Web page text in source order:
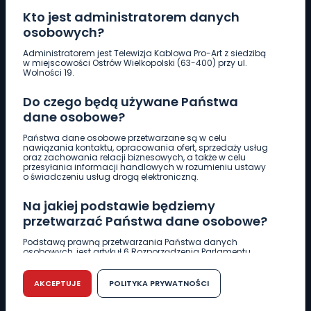
Kto jest administratorem danych
osobowych?
Administratorem jest Telewizja Kablowa Pro-Art z siedzibą
w miejscowości Ostrów Wielkopolski (63-400) przy ul.
Wolności 19.
Do czego będą używane Państwa
dane osobowe?
Państwa dane osobowe przetwarzane są w celu
nawiązania kontaktu, opracowania ofert, sprzedaży usług
oraz zachowania relacji biznesowych, a także w celu
przesyłania informacji handlowych w rozumieniu ustawy
o świadczeniu usług drogą elektroniczną.
Na jakiej podstawie będziemy
przetwarzać Państwa dane osobowe?
Podstawą prawną przetwarzania Państwa danych
osobowych, jest artykuł 6 Rozporządzenia Parlamentu
r. w sprawie ochrony osób fizycznych w związku z
przetwarzaniem danych osobowych w sprawie
swobodnego przepływu takich danych oraz uchylenia
dyrektywy 95/46/WE (RODO).
AKCEPTUJE POLITYKA PRYWATNOŚCI
Pobierz logotyp
661 997 997
REDAKCJA
62 735 22 22redakcja@wlkp24.info
DZIAŁ REKLAMY
62 735 01 85 reklama@wlkp24.info
WIADOMOŚCI
CIEKAWOSTKI